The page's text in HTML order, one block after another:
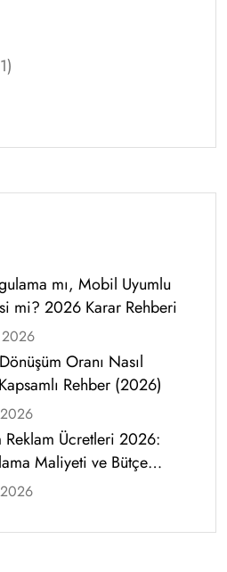
mı, Mobil Uyumlu
mi? 2026 Karar Rehberi
Oranı Nasıl
Rehber (2026)
Reklam Ücretleri 2026:
Maliyeti ve Bütçe